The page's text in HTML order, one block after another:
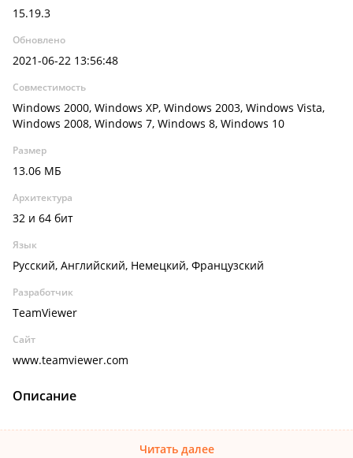
15.19.3
Обновлено
2021-06-22 13:56:48
Совместимость
Windows 2000, Windows XP, Windows 2003, Windows Vista,
Windows 2008, Windows 7, Windows 8, Windows 10
Размер
13.06 МБ
Архитектура
32 и 64 бит
Язык
Русский, Английский, Немецкий, Французский
Разработчик
TeamViewer
Сайт
www.teamviewer.com
Описание
Читать далее